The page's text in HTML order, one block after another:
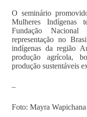
O seminário
Mulheres Indígenas
Fundação
representação no
indígenas da região
produção agrícola,
produção sustentáveis
–
Foto: Mayra Wapichana